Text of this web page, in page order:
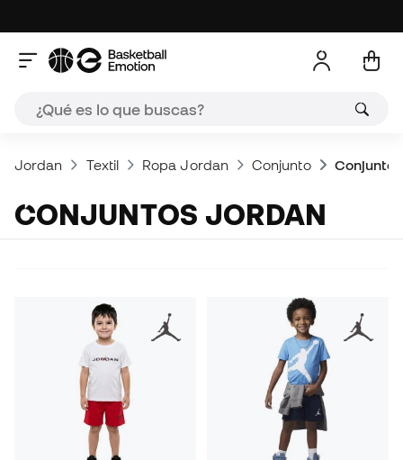
Jordan Textil Ropa Jordan Conjunto
CONJUNTOS JORDAN